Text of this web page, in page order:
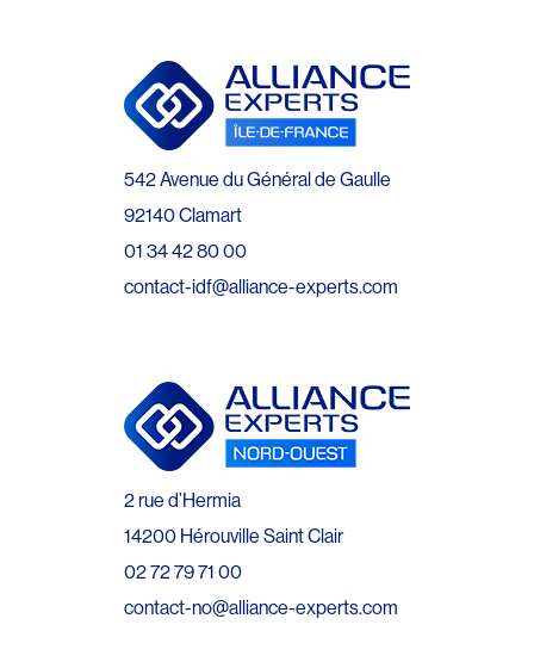
542 Avenue du Général de Gaulle
92140 Clamart
01 34 42 80 00
contact-idf@alliance-experts.com
2 rue d’Hermia
14200 Hérouville Saint Clair
02 72 79 71 00
contact-no@alliance-experts.com